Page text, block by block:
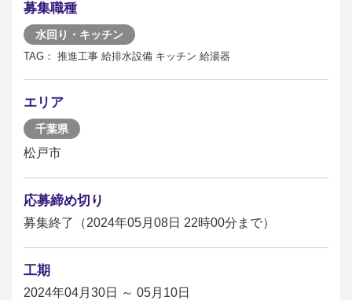
募集職種
水回り・キッチン
TAG： 推進工事 給排水設備 キッチン 給湯器
エリア
千葉県
松戸市
応募締め切り
募集終了（2024年05月08日 22時00分まで）
工期
2024年04月30日 ～ 05月10日